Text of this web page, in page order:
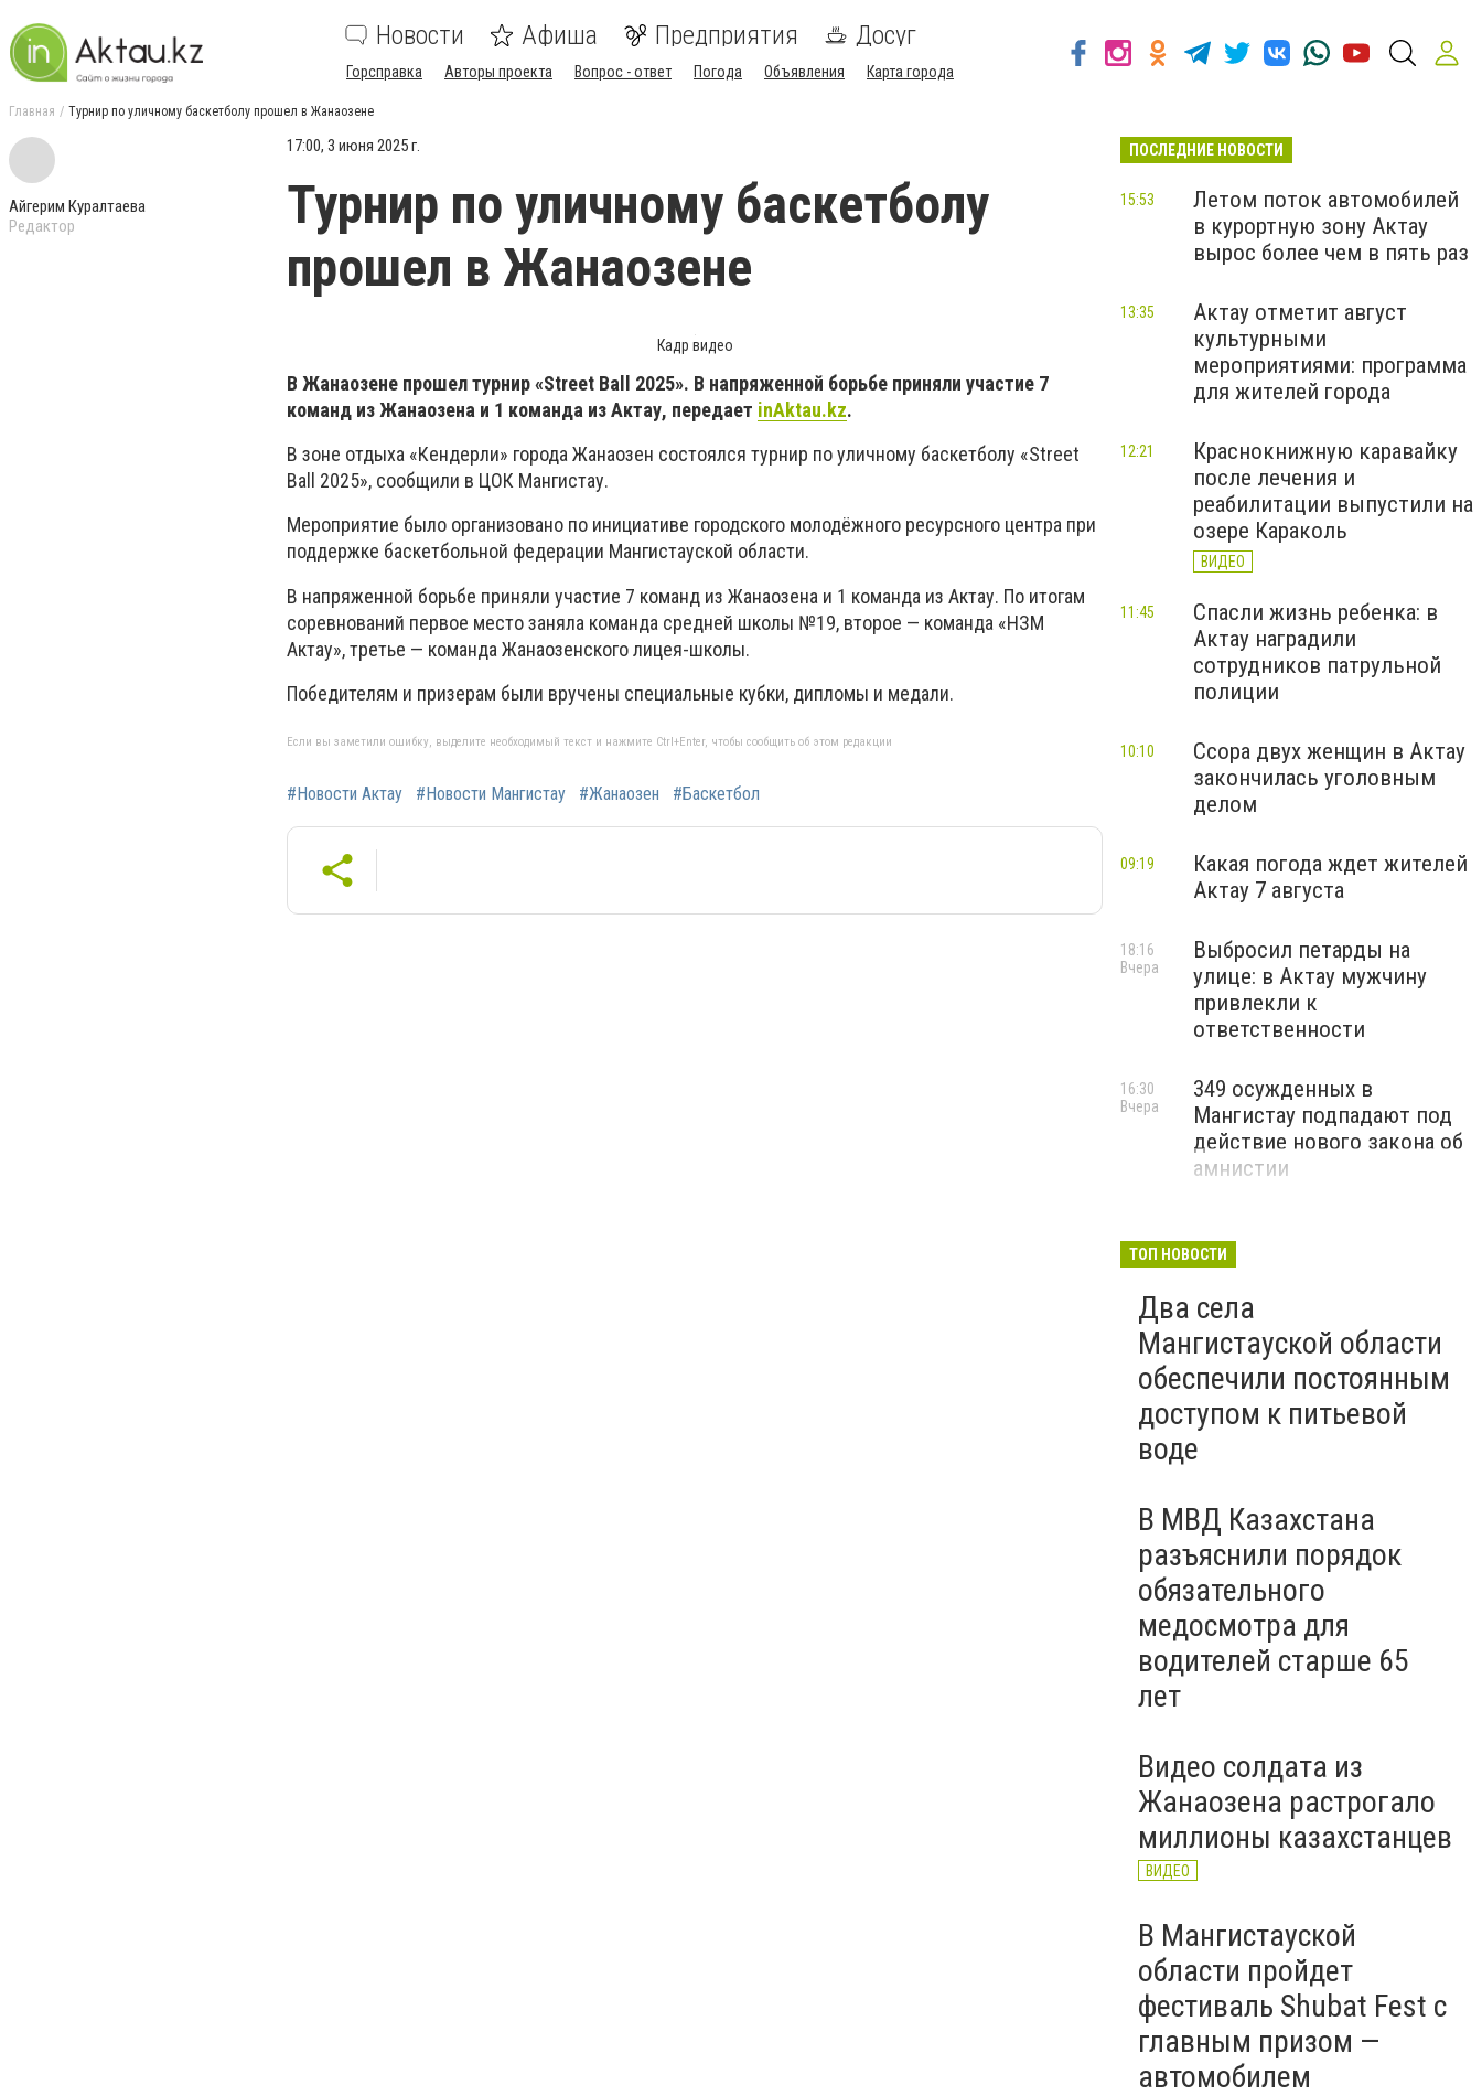
Новости Афиша Предприятия Досуг
Горсправка Авторы проекта Вопрос - ответ Погода Объявления Карта города
Главная Турнир по уличному баскетболу прошел в Жанаозене
Айгерим Куралтаева
Редактор
17:00, 3 июня 2025 г.
Турнир по уличному баскетболу
прошел в Жанаозене
Кадр видео
В Жанаозене прошел турнир «Street Ball 2025». В напряженной борьбе приняли участие 7
команд из Жанаозена и 1 команда из Актау, передает inAktau.kz.
В зоне отдыха «Кендерли» города Жанаозен состоялся турнир по уличному баскетболу «Street
Ball 2025», сообщили в ЦОК Мангистау.
Мероприятие было организовано по инициативе городского молодёжного ресурсного центра при
поддержке баскетбольной федерации Мангистауской области.
В напряженной борьбе приняли участие 7 команд из Жанаозена и 1 команда из Актау. По итогам
соревнований первое место заняла команда средней школы №19, второе — команда «НЗМ
Актау», третье — команда Жанаозенского лицея-школы.
Победителям и призерам были вручены специальные кубки, дипломы и медали.
Если вы заметили ошибку, выделите необходимый текст и нажмите Ctrl+Enter, чтобы сообщить об этом редакции
#Новости Актау #Новости Мангистау #Жанаозен #Баскетбол
ПОСЛЕДНИЕ НОВОСТИ
Летом поток автомобилей
в курортную зону Актау
вырос более чем в пять раз
15:53
Актау отметит август
культурными
мероприятиями: программа
для жителей города
13:35
Краснокнижную каравайку
после лечения и
реабилитации выпустили на
озере Караколь
ВИДЕО
12:21
Спасли жизнь ребенка: в
Актау наградили
сотрудников патрульной
полиции
11:45
Ссора двух женщин в Актау
закончилась уголовным
делом
10:10
Какая погода ждет жителей
Актау 7 августа
09:19
Выбросил петарды на
улице: в Актау мужчину
привлекли к
ответственности
18:16
Вчера
349 осужденных в
Мангистау подпадают под
действие нового закона об
амнистии
16:30
Вчера
ТОП НОВОСТИ
Два села
Мангистауской области
обеспечили постоянным
доступом к питьевой
воде
В МВД Казахстана
разъяснили порядок
обязательного
медосмотра для
водителей старше 65
лет
Видео солдата из
Жанаозена растрогало
миллионы казахстанцев
ВИДЕО
В Мангистауской
области пройдет
фестиваль Shubat Fest с
главным призом —
автомобилем